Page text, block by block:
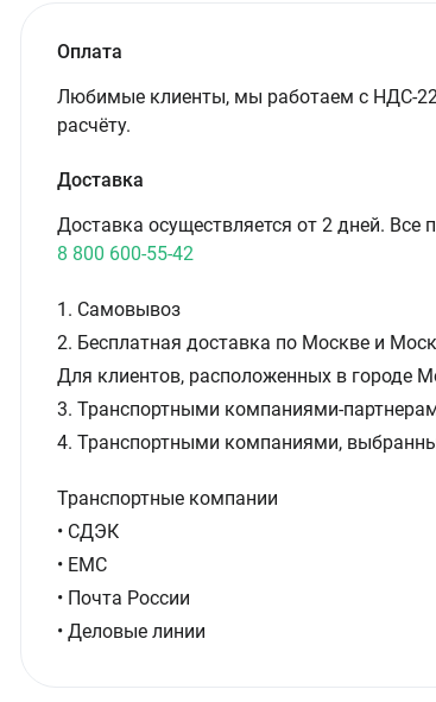
Оплата
Любимые клиенты, мы работаем с НДС-
расчёту.
Доставка
Доставка осуществляется от 2 дней. Все
8 800 600-55-42
1. Самовывоз
2. Бесплатная доставка по Москве и
Для клиентов, расположенных в городе
3. Транспортными компаниями-
4. Транспортными компаниями,
Транспортные компании
• СДЭК
• ЕМС
• Почта России
• Деловые линии